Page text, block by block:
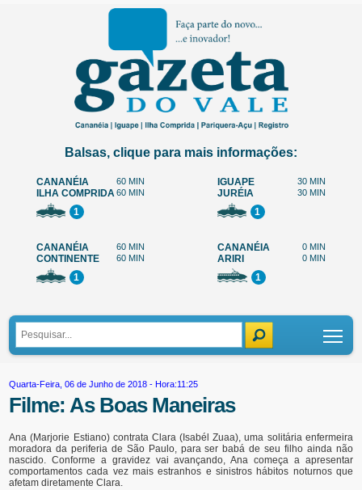
Balsas, clique para mais informações:
CANANÉIA 60 MIN
ILHA COMPRIDA60 MIN
1
IGUAPE 30 MIN
JURÉIA 30 MIN
1
CANANÉIA 60 MIN
CONTINENTE 60 MIN
1
CANANÉIA 0 MIN
ARIRI 0 MIN
1
Quarta-Feira, 06 de Junho de 2018 - Hora:11:25
Filme: As Boas Maneiras
Ana (Marjorie Estiano) contrata Clara (Isabél Zuaa), uma solitária enfermeira
moradora da periferia de São Paulo, para ser babá de seu filho ainda não
nascido. Conforme a gravidez vai avançando, Ana começa a apresentar
comportamentos cada vez mais estranhos e sinistros hábitos noturnos que
afetam diretamente Clara.